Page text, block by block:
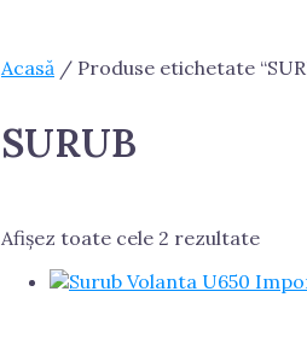
Acasă / Produse etichetate
SURUB
Afișez toate cele 2 rezultate